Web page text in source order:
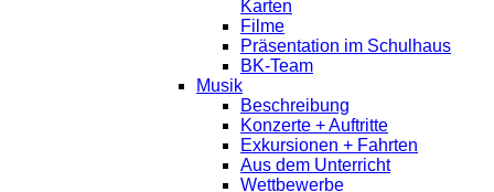
Karten
Filme
Präsentation im Schulhaus
BK-Team
Musik
Beschreibung
Konzerte + Auftritte
Exkursionen + Fahrten
Aus dem Unterricht
Wettbewerbe